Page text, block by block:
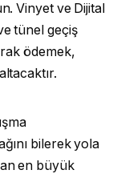
Vinyet ve Dijital
tünel geçiş
ödemek,
bilerek yola
en büyük